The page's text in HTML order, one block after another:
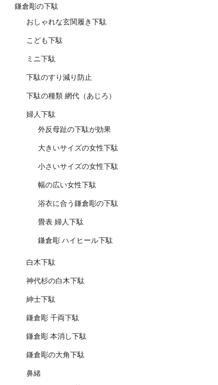
鎌倉彫の下駄
おしゃれな玄関履き下駄
こども下駄
ミニ下駄
下駄のすり減り防止
下駄の種類 網代（あじろ）
婦人下駄
外反母趾の下駄が効果
大きいサイズの女性下駄
小さいサイズの女性下駄
幅の広い女性下駄
浴衣に合う鎌倉彫の下駄
畳表 婦人下駄
鎌倉彫 ハイヒール下駄
白木下駄
神代杉の白木下駄
紳士下駄
鎌倉彫 千両下駄
鎌倉彫 本消し下駄
鎌倉彫の大角下駄
鼻緒